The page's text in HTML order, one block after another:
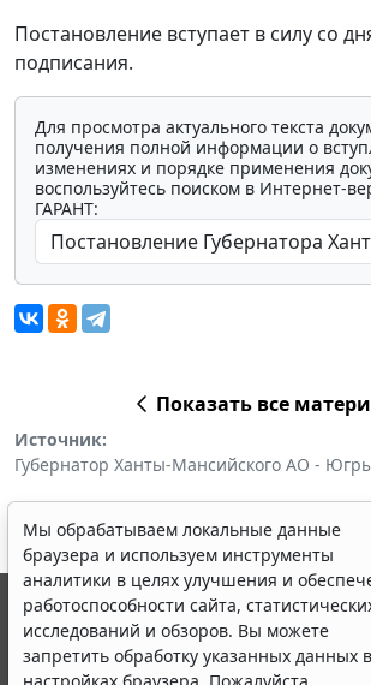
Постановление вступает в силу со
подписания.
Для просмотра актуального текста
получения полной информации о
изменениях и порядке применения
воспользуйтесь поиском в Интернет-
ГАРАНТ:
Показать все
Источник:
Губернатор Ханты-Мансийского АО -
Мы обрабатываем локальные данные
браузера и используем инструменты
аналитики в целях улучшения и
работоспособности сайта,
исследований и обзоров. Вы можете
запретить обработку указанных данных в
© ООО "НПП "ГАРАНТ-СЕРВИС", 2026.
выпускается с 1990 года. Компания
являются участниками Российской